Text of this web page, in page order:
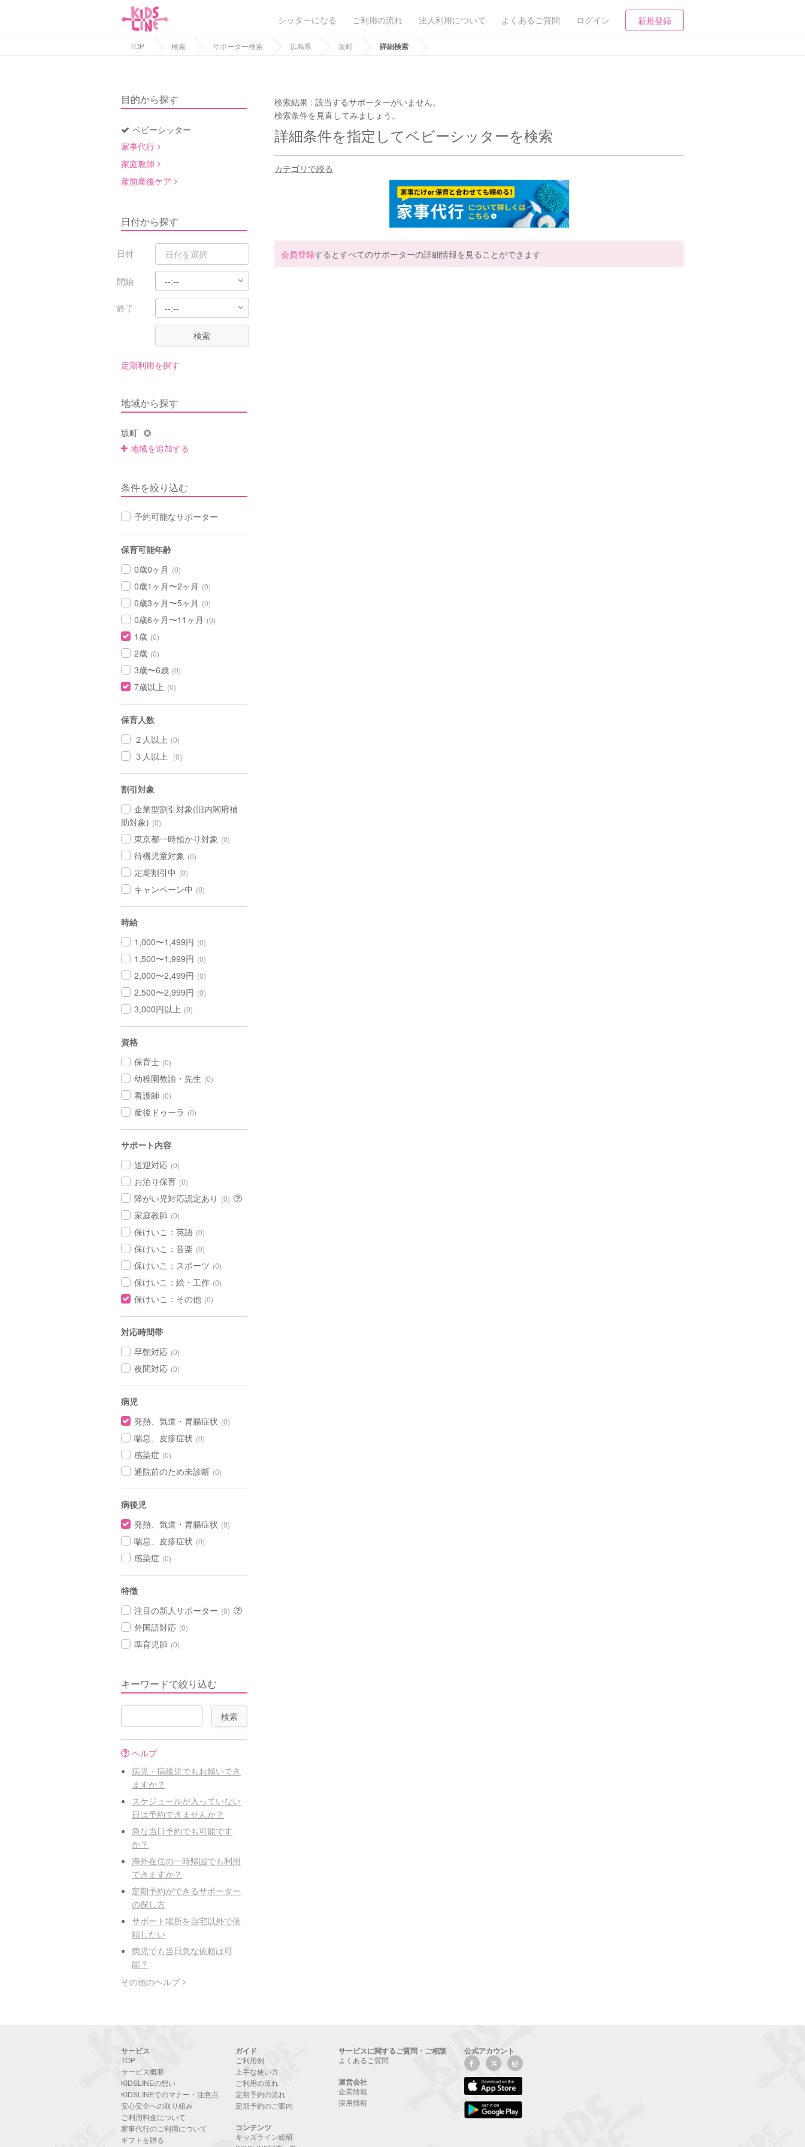
シッターになる ご利用の流れ 法人利用について よくあるご質問 ログイン 新規登録
TOP 検索 サポーター検索 広島県 坂町 詳細検索
目的から探す
ベビーシッター
家事代行
家庭教師
産前産後ケア
日付から探す
日付
開始
終了
検索
定期利用を探す
地域から探す
坂町
地域を追加する
条件を絞り込む
予約可能なサポーター
保育可能年齢
0歳0ヶ月 (0)
0歳1ヶ月〜2ヶ月 (0)
0歳3ヶ月〜5ヶ月 (0)
0歳6ヶ月〜11ヶ月 (0)
1歳 (0)
2歳 (0)
3歳〜6歳 (0)
7歳以上 (0)
保育人数
２人以上 (0)
３人以上 (0)
割引対象
企業型割引対象(旧内閣府補
助対象) (0)
東京都一時預かり対象 (0)
待機児童対象 (0)
定期割引中 (0)
キャンペーン中 (0)
時給
1,000〜1,499円 (0)
1,500〜1,999円 (0)
2,000〜2,499円 (0)
2,500〜2,999円 (0)
3,000円以上 (0)
資格
保育士 (0)
幼稚園教諭・先生 (0)
看護師 (0)
産後ドゥーラ (0)
サポート内容
送迎対応 (0)
お泊り保育 (0)
障がい児対応認定あり (0)
家庭教師 (0)
保けいこ：英語 (0)
保けいこ：音楽 (0)
保けいこ：スポーツ (0)
保けいこ：絵・工作 (0)
保けいこ：その他 (0)
対応時間帯
早朝対応 (0)
夜間対応 (0)
病児
発熱、気道・胃腸症状 (0)
喘息、皮疹症状 (0)
感染症 (0)
通院前のため未診断 (0)
病後児
発熱、気道・胃腸症状 (0)
喘息、皮疹症状 (0)
感染症 (0)
特徴
注目の新人サポーター (0)
外国語対応 (0)
準育児師 (0)
キーワードで絞り込む
ヘルプ
病児・病後児でもお願いでき
ますか？
スケジュールが入っていない
日は予約できませんか？
急な当日予約でも可能です
か？
海外在住の一時帰国でも利用
できますか？
定期予約ができるサポーター
の探し方
サポート場所を自宅以外で依
頼したい
病児でも当日急な依頼は可
能？
その他のヘルプ
検索結果 :該当するサポーターがいません。
検索条件を見直してみましょう。
詳細条件を指定してベビーシッターを検索
カテゴリで絞る
会員登録するとすべてのサポーターの詳細情報を見ることができます
サービス
TOP
サービス概要
KIDSLINEの想い
KIDSLINEでのマナー・注意点
安心安全への取り組み
ご利用料金について
家事代行のご利用について
ギフトを贈る
ガイド
ご利用例
上手な使い方
ご利用の流れ
定期予約の流れ
定期予約のご案内
コンテンツ
キッズライン総研
サービスに関するご質問・ご相談
よくあるご質問
運営会社
企業情報
採用情報
公式アカウント